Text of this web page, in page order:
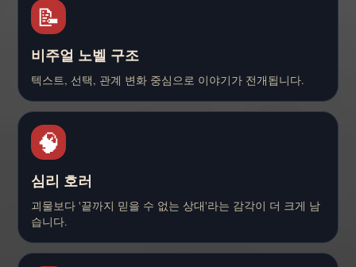
📝
비주얼 노벨 구조
텍스트, 선택, 관계 변화 중심으로 이야기가 전개됩니다.
🧠
심리 호러
괴물보다 '끝까지 믿을 수 없는 상대'라는 감각이 더 크게 남
습니다.